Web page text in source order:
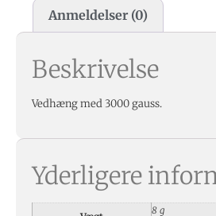
Anmeldelser (0)
Beskrivelse
Vedhæng med 3000 gauss.
Yderligere
8 g